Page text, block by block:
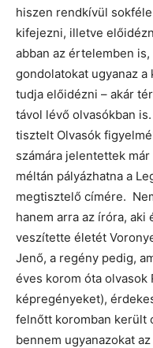
hiszen rendkívül
kifejezni, illetve
abban az értelemben
gondolatokat ugyanaz
tudja előidézni – akár
távol lévő olvasókban
tisztelt Olvasók
számára jelentettek
méltán pályázhatna a
megtisztelő címére.
hanem arra az íróra,
veszítette életét
Jenő, a regény pedig,
éves korom óta
képregényeket),
felnőtt koromban került
bennem ugyanazokat